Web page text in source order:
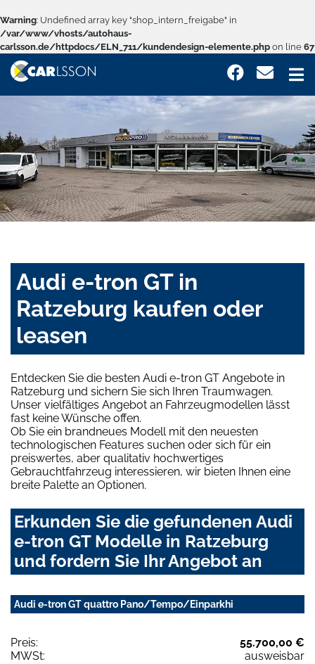
Warning: Undefined array key "shop_intern_freigabe" in
/var/www/vhosts/autohaus-
carlsson.de/httpdocs/ELN_711/kundendesign-elemente.php on line 67
Audi e-tron GT in
Ratzeburg kaufen oder
leasen
Entdecken Sie die besten Audi e-tron GT Angebote in
Ratzeburg und sichern Sie sich Ihren Traumwagen.
Unser vielfältiges Angebot an Fahrzeugmodellen lässt
fast keine Wünsche offen.
Ob Sie ein brandneues Modell mit den neuesten
technologischen Features suchen oder sich für ein
preiswertes, aber qualitativ hochwertiges
Gebrauchtfahrzeug interessieren, wir bieten Ihnen eine
breite Palette an Optionen.
Erkunden Sie die gefundenen Audi
e-tron GT Modelle in Ratzeburg
und fordern Sie Ihr Angebot an
Audi e-tron GT quattro Pano/Tempo/Einparkhi
Preis:
55.700,00 €
MWSt:
ausweisbar